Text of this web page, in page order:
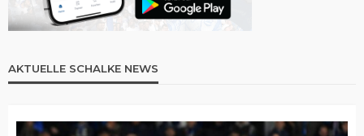
AKTUELLE SCHALKE NEWS